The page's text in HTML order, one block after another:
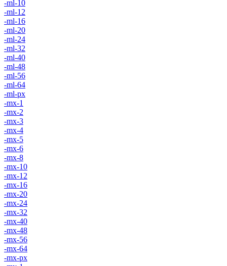
-ml-10
-ml-12
-ml-16
-ml-20
-ml-24
-ml-32
-ml-40
-ml-48
-ml-56
-ml-64
-ml-px
-mx-1
-mx-2
-mx-3
-mx-4
-mx-5
-mx-6
-mx-8
-mx-10
-mx-12
-mx-16
-mx-20
-mx-24
-mx-32
-mx-40
-mx-48
-mx-56
-mx-64
-mx-px